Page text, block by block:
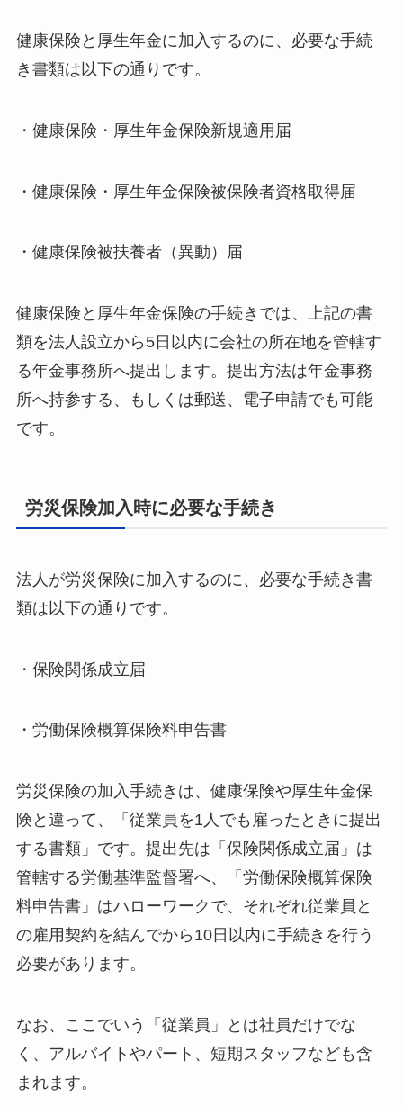
健康保険と厚生年金に加入するのに、必要な手続
き書類は以下の通りです。
・健康保険・厚生年金保険新規適用届
・健康保険・厚生年金保険被保険者資格取得届
・健康保険被扶養者（異動）届
健康保険と厚生年金保険の手続きでは、上記の書
類を法人設立から5日以内に会社の所在地を管轄す
る年金事務所へ提出します。提出方法は年金事務
所へ持参する、もしくは郵送、電子申請でも可能
です。
労災保険加入時に必要な手続き
法人が労災保険に加入するのに、必要な手続き書
類は以下の通りです。
・保険関係成立届
・労働保険概算保険料申告書
労災保険の加入手続きは、健康保険や厚生年金保
険と違って、「従業員を1人でも雇ったときに提出
する書類」です。提出先は「保険関係成立届」は
管轄する労働基準監督署へ、「労働保険概算保険
料申告書」はハローワークで、それぞれ従業員と
の雇用契約を結んでから10日以内に手続きを行う
必要があります。
なお、ここでいう「従業員」とは社員だけでな
く、アルバイトやパート、短期スタッフなども含
まれます。